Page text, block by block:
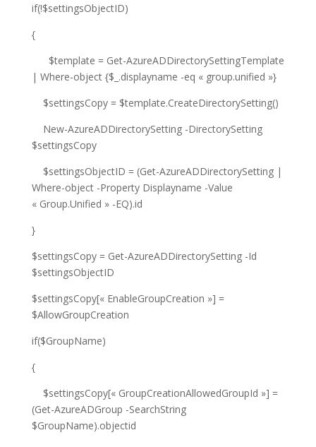
if(!$settingsObjectID)
{
$template = Get-AzureADDirectorySettingTemplate
| Where-object {$_.displayname -eq « group.unified »}
$settingsCopy = $template.CreateDirectorySetting()
New-AzureADDirectorySetting -DirectorySetting
$settingsCopy
$settingsObjectID = (Get-AzureADDirectorySetting |
Where-object -Property Displayname -Value
« Group.Unified » -EQ).id
}
$settingsCopy = Get-AzureADDirectorySetting -Id
$settingsObjectID
$settingsCopy[« EnableGroupCreation »] =
$AllowGroupCreation
if($GroupName)
{
$settingsCopy[« GroupCreationAllowedGroupId »] =
(Get-AzureADGroup -SearchString
$GroupName).objectid